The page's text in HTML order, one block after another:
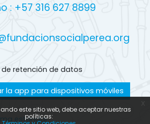
: +57 316 627 8899
de retención de datos
la app para dispositivos móviles
estándar
este sitio web, debe aceptar nuestras
políticas:
x